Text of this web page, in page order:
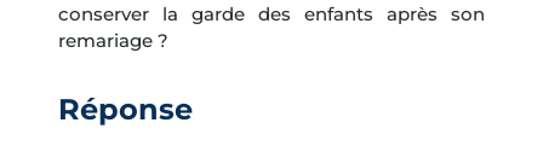
conserver la garde des enfants après son
remariage ?
Réponse